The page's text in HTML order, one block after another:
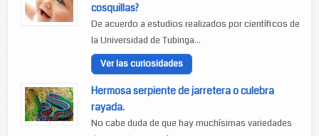
cosquillas?
De acuerdo a estudios realizados por científicos de
la Universidad de Tubinga...
Ver las curiosidades
Hermosa serpiente de jarretera o culebra
rayada.
No cabe duda de que hay muchísimas variedades